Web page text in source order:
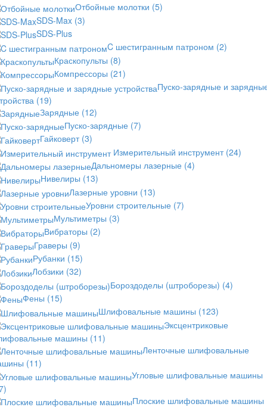
Отбойные молотки (5)
SDS-Max (3)
SDS-Plus
C шестигранным патроном (2)
Краскопульты (8)
Компрессоры (21)
Пуско-зарядные и
(19)
Зарядные (12)
Пуско-зарядные (7)
Гайковерт (3)
Измерительный инструмент (24)
Дальномеры лазерные (4)
Нивелиры (13)
Лазерные уровни (13)
Уровни строительные (7)
Мультиметры (3)
Вибраторы (2)
Граверы (9)
Рубанки (15)
Лобзики (32)
Бороздоделы (штроборезы) (4)
Фены (15)
Шлифовальные машины (123)
Эксцентриковые
машины (11)
Ленточные шлифовальные
(11)
Угловые шлифовальные машины
Плоские шлифовальные машины